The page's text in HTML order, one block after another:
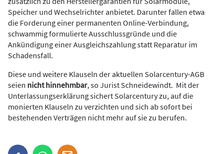
Speicher und Wechselrichter anbietet. Darunter fallen etwa
die Forderung einer permanenten Online-Verbindung,
schwammig formulierte Ausschlussgründe und die
Ankündigung einer Ausgleichszahlung statt Reparatur im
Schadensfall.
Diese und weitere Klauseln der aktuellen Solarcentury-AGB
seien nicht hinnehmbar, so Jurist Schneidewindt. Mit der
Unterlassungserklärung sichert Solarcentury zu, auf die
monierten Klauseln zu verzichten und sich ab sofort bei
bestehenden Verträgen nicht mehr auf sie zu berufen.